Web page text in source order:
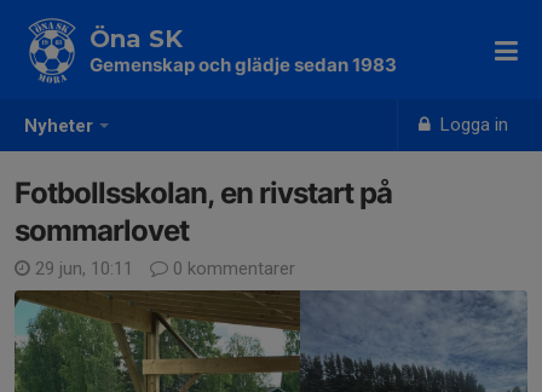
Nyheter Logga in
Öna SK
Gemenskap och glädje sedan 1983
Fotbollsskolan, en rivstart på
sommarlovet
29 jun, 10:11 0 kommentarer